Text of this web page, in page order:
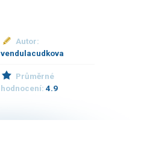
Autor:
vendulacudkova
Průměrné
hodnocení:4.9